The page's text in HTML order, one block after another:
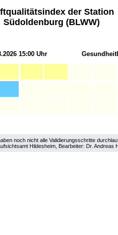
der Station
Südoldenburg (BLWW)
15:00 Uhr
noch nicht alle Validierungsschritte
Hildesheim, Bearbeiter: Dr. Andreas